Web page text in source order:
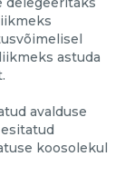
astuda
avalduse
koosolekul